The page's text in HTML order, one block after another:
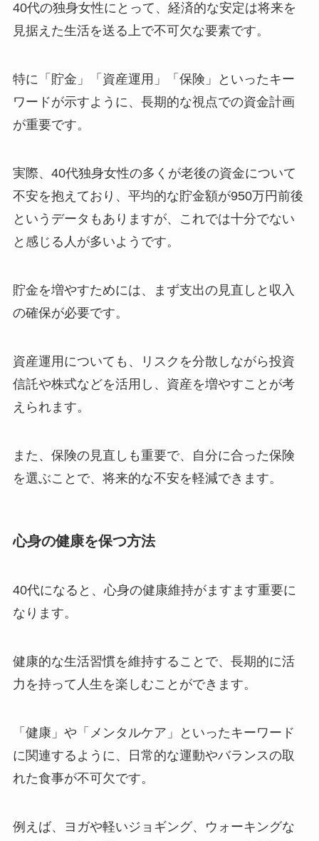
40代の独身女性にとって、経済的な安定は将来を
見据えた生活を送る上で不可欠な要素です。
特に「貯金」「資産運用」「保険」といったキー
ワードが示すように、長期的な視点での資金計画
が重要です。
実際、40代独身女性の多くが老後の資金について
不安を抱えており、平均的な貯金額が950万円前後
というデータもありますが、これでは十分でない
と感じる人が多いようです​。
貯金を増やすためには、まず支出の見直しと収入
の確保が必要です。
資産運用についても、リスクを分散しながら投資
信託や株式などを活用し、資産を増やすことが考
えられます。
また、保険の見直しも重要で、自分に合った保険
を選ぶことで、将来的な不安を軽減できます​。
心身の健康を保つ方法
40代になると、心身の健康維持がますます重要に
なります。
健康的な生活習慣を維持することで、長期的に活
力を持って人生を楽しむことができます。
「健康」や「メンタルケア」といったキーワード
に関連するように、日常的な運動やバランスの取
れた食事が不可欠です。
例えば、ヨガや軽いジョギング、ウォーキングな